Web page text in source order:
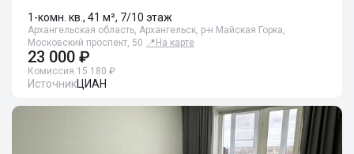
1-комн. кв., 41 м², 7/10 этаж
Архангельская область, Архангельск, р-н Майская Горка,
Московский проспект, 50 📍 На карте
23 000 ₽
Комиссия 15 180 ₽
ИсточникЦИАН